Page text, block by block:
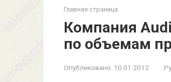
Главная страница
Компания
по объемам
Опубликовано: 10.01.2012